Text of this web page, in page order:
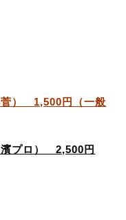
菅） 1,500円（一般
濱プロ） 2,500円